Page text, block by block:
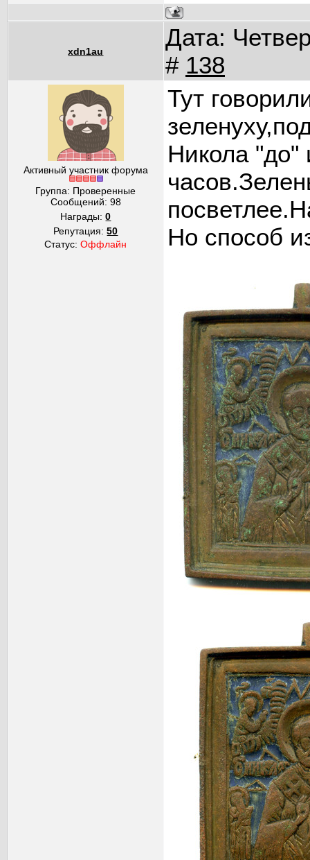
xdn1au
Дата:
# 138
Активный участник форума
Группа: Проверенные
Сообщений: 98
Награды:0
Репутация:50
Статус:Оффлайн
Тут
Никола "до"
Но способ